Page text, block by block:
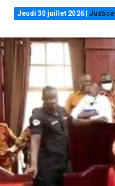
Jeudi 30 juillet 2026 Justice